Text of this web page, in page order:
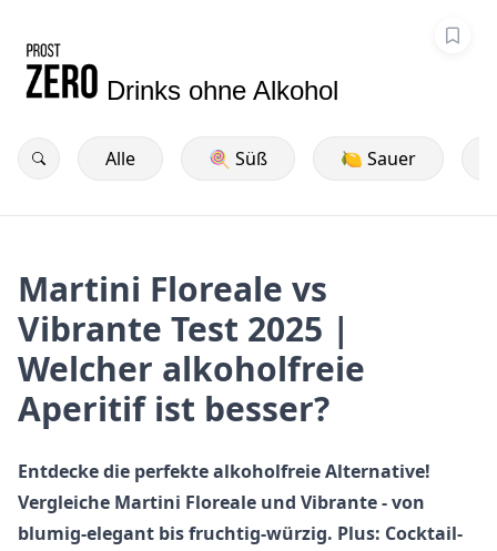
Drinks ohne Alkohol
Alle 🍭 Süß 🍋 Sauer
Martini Floreale vs
Vibrante Test 2025 |
Welcher alkoholfreie
Aperitif ist besser?
Entdecke die perfekte alkoholfreie Alternative!
Vergleiche Martini Floreale und Vibrante - von
blumig-elegant bis fruchtig-würzig. Plus: Cocktail-